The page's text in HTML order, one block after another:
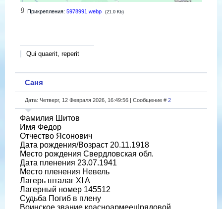
Прикрепления: 5978991.webp (21.0 Kb)
Qui quaerit, reperit
Саня
Дата: Четверг, 12 Февраля 2026, 16:49:56 | Сообщение # 2
Фамилия Шитов
Имя Федор
Отчество Ясонович
Дата рождения/Возраст 20.11.1918
Место рождения Свердловская обл.
Дата пленения 23.07.1941
Место пленения Невель
Лагерь шталаг XI A
Лагерный номер 145512
Судьба Погиб в плену
Воинское звание красноармеец|рядовой